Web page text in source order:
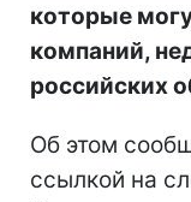
которые
компаний,
российских
Об этом
ссылкой на